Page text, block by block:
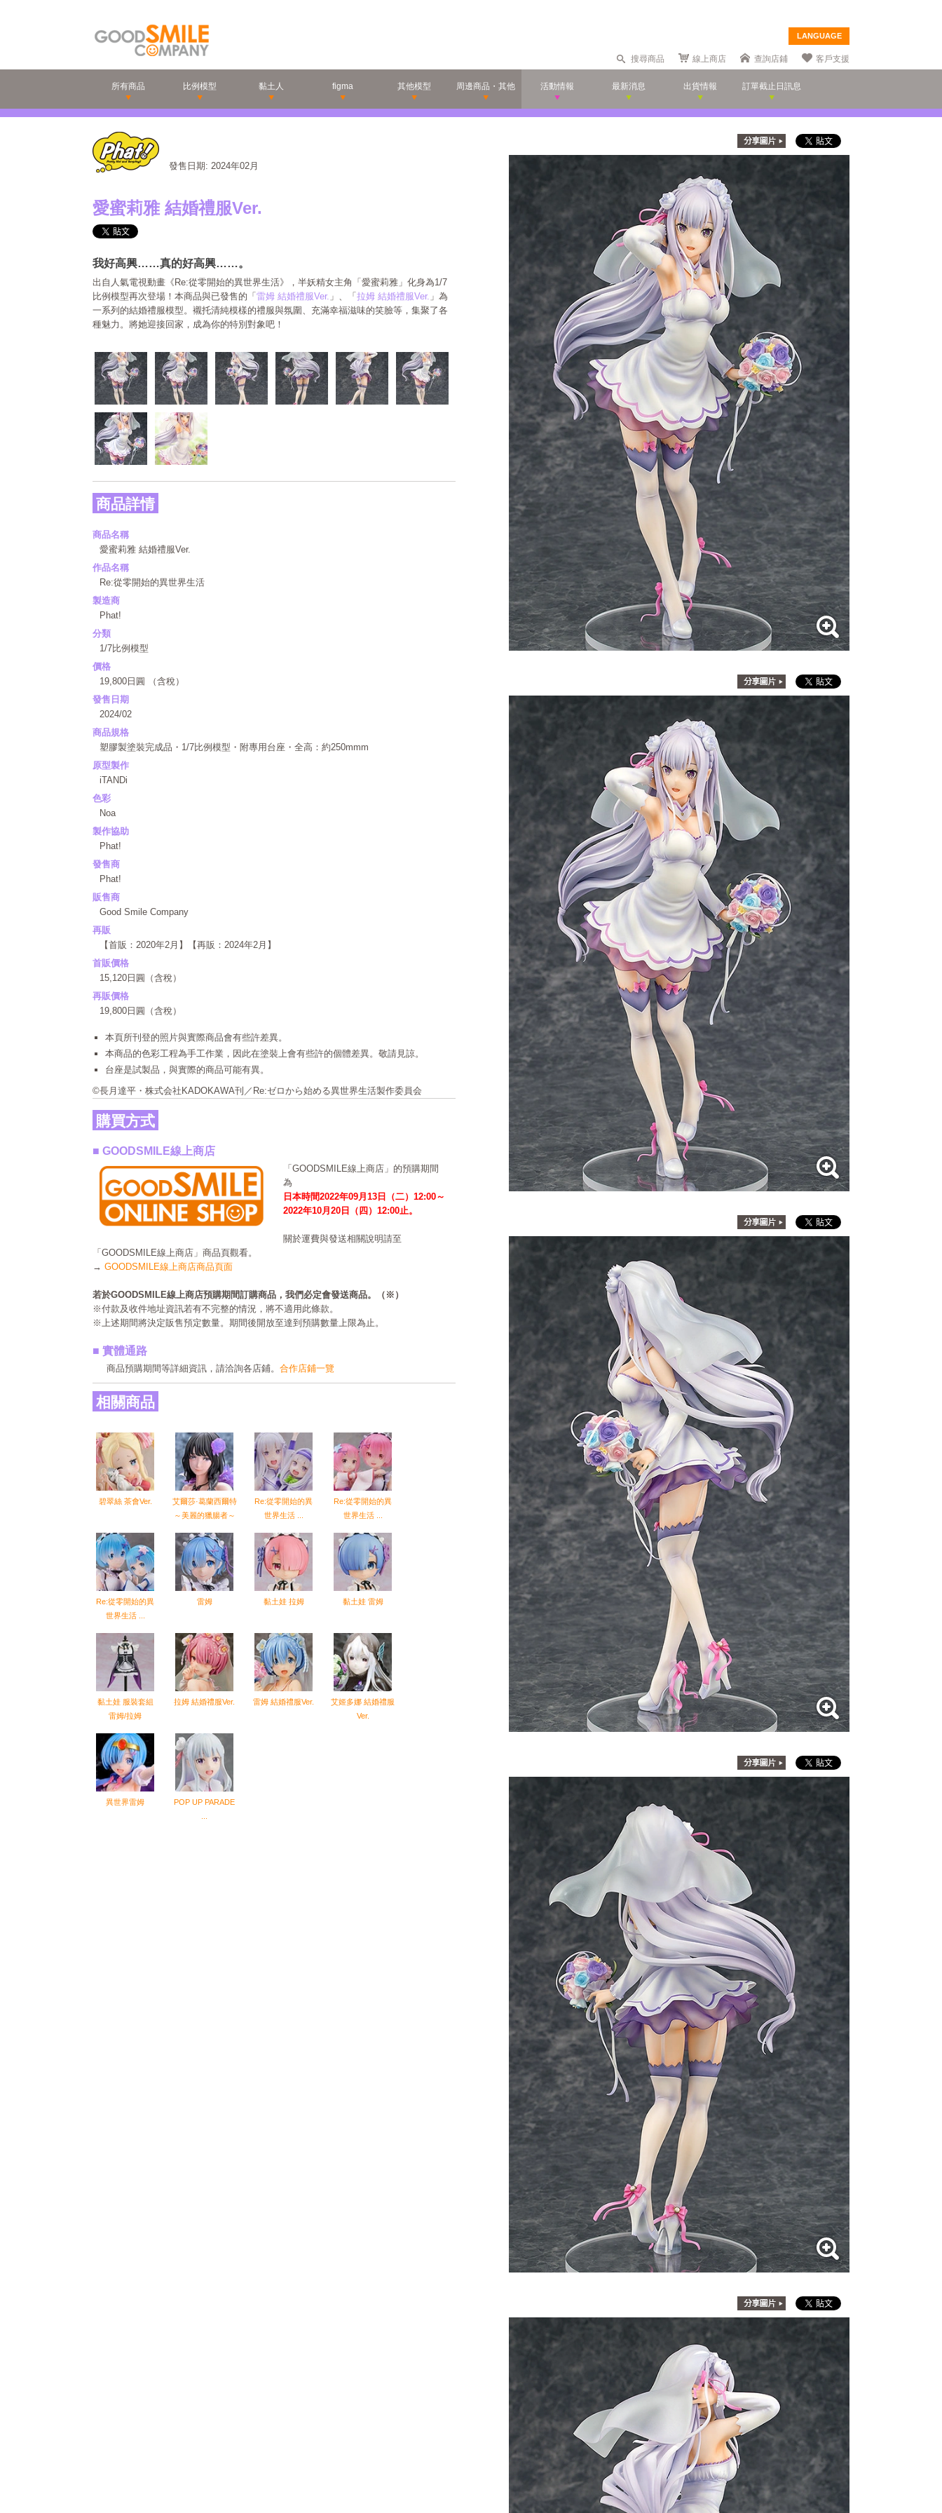
LANGUAGE
搜尋商品 線上商店 查詢店鋪 客戶支援
所有商品 比例模型 黏土人 figma 其他模型 周邊商品・其他 活動情報 最新消息 出貨情報 訂單截止日訊息
發售日期: 2024年02月
愛蜜莉雅 結婚禮服Ver.
我好高興……真的好高興……。
出自人氣電視動畫《Re:從零開始的異世界生活》，半妖精女主角「愛蜜莉雅」化身為1/7
比例模型再次登場！本商品與已發售的「雷姆 結婚禮服Ver. 」、「拉姆 結婚禮服Ver. 」為
一系列的結婚禮服模型。襯托清純模樣的禮服與氛圍、充滿幸福滋味的笑臉等，集聚了各
種魅力。將她迎接回家，成為你的特別對象吧！
商品詳情
商品名稱
愛蜜莉雅 結婚禮服Ver.
作品名稱
Re:從零開始的異世界生活
製造商
Phat!
分類
1/7比例模型
價格
19,800日圓 （含稅）
發售日期
2024/02
商品規格
塑膠製塗裝完成品・1/7比例模型・附專用台座・全高：約250mmm
原型製作
iTANDi
色彩
Noa
製作協助
Phat!
發售商
Phat!
販售商
Good Smile Company
再販
【首販：2020年2月】【再販：2024年2月】
首販價格
15,120日圓（含稅）
再販價格
19,800日圓（含稅）
本頁所刊登的照片與實際商品會有些許差異。
本商品的色彩工程為手工作業，因此在塗裝上會有些許的個體差異。敬請見諒。
台座是試製品，與實際的商品可能有異。
©長月達平・株式会社KADOKAWA刊／Re:ゼロから始める異世界生活製作委員会
購買方式
■ GOODSMILE線上商店
「GOODSMILE線上商店」的預購期間
為
日本時間2022年09月13日（二）12:00～
2022年10月20日（四）12:00止。
關於運費與發送相關說明請至
「GOODSMILE線上商店」商品頁觀看。
→ GOODSMILE線上商店商品頁面
若於GOODSMILE線上商店預購期間訂購商品，我們必定會發送商品。（※）
※付款及收件地址資訊若有不完整的情況，將不適用此條款。
※上述期間將決定販售預定數量。期間後開放至達到預購數量上限為止。
■ 實體通路
商品預購期間等詳細資訊，請洽詢各店鋪。 合作店鋪一覽
相關商品
碧翠絲 茶會Ver.
艾爾莎·葛蘭西爾特
～美麗的獵腸者～
Re:從零開始的異
世界生活 ...
Re:從零開始的異
世界生活 ...
Re:從零開始的異
世界生活 ...
雷姆 黏土娃 拉姆 黏土娃 雷姆
黏土娃 服裝套組
雷姆/拉姆
拉姆 結婚禮服Ver. 雷姆 結婚禮服Ver.
艾姬多娜 結婚禮服
Ver.
異世界雷姆
POP UP PARADE